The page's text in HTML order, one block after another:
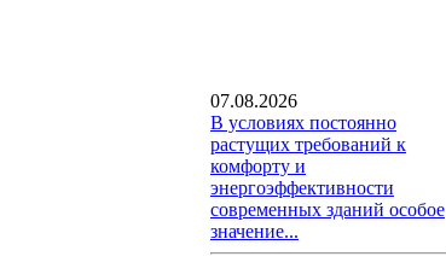
07.08.2026
В условиях постоянно
растущих требований к
комфорту и
энергоэффективности
современных зданий особое
значение...